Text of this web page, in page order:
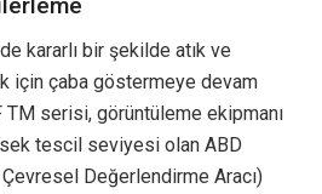
kararlı bir şekilde atık ve
için çaba göstermeye devam
TM serisi, görüntüleme ekipmanı
tescil seviyesi olan ABD
Değerlendirme Aracı)